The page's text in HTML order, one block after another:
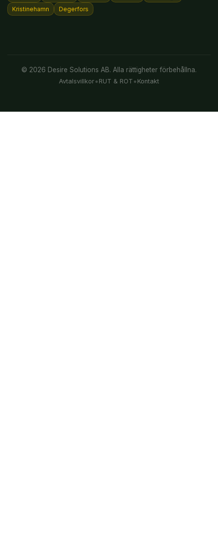
Kristinehamn
Degerfors
© 2026 Desire Solutions AB. Alla rättigheter förbehållna.
Avtalsvillkor• RUT & ROT • Kontakt